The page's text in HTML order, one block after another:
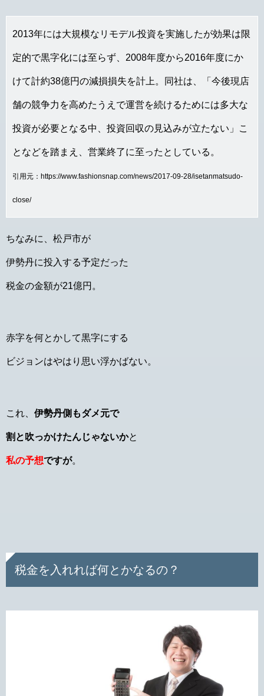
2013年には大規模なリモデル投資を実施したが効果は限
定的で黒字化には至らず、2008年度から2016年度にか
けて計約38億円の減損損失を計上。同社は、「今後現店
舗の競争力を高めたうえで運営を続けるためには多大な
投資が必要となる中、投資回収の見込みが立たない」こ
となどを踏まえ、営業終了に至ったとしている。
引用元：https://www.fashionsnap.com/news/2017-09-28/isetanmatsudo-
close/
ちなみに、松戸市が
伊勢丹に投入する予定だった
税金の金額が21億円。
赤字を何とかして黒字にする
ビジョンはやはり思い浮かばない。
これ、 伊勢丹側もダメ元で
割と吹っかけたんじゃないかと
私の予想ですが。
税金を入れれば何とかなるの？